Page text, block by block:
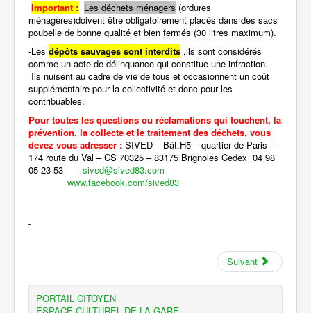
Important : Les déchets ménagers (ordures
ménagères)doivent être obligatoirement placés dans des sacs
poubelle de bonne qualité et bien fermés (30 litres maximum).
-Les dépôts sauvages sont interdits ,ils sont considérés
comme un acte de délinquance qui constitue une infraction.
Ils nuisent au cadre de vie de tous et occasionnent un coût
supplémentaire pour la collectivité et donc pour les
contribuables.
Pour toutes les questions ou réclamations qui touchent, la
prévention, la collecte et le traitement des déchets, vous
devez vous adresser : SIVED – Bât.H5 – quartier de Paris –
174 route du Val – CS 70325 – 83175 Brignoles Cedex 04 98
05 23 53
sived@sived83.com
www.facebook.com/sived83
Suivant
PORTAIL CITOYEN